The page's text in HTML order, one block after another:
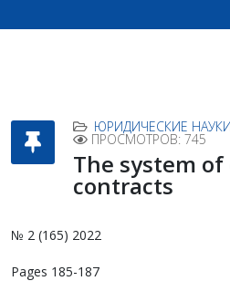
ЮРИДИЧЕСКИЕ НАУКИ
ПРОСМОТРОВ: 745
The system
contracts
№ 2 (165) 2022
Pages 185-187